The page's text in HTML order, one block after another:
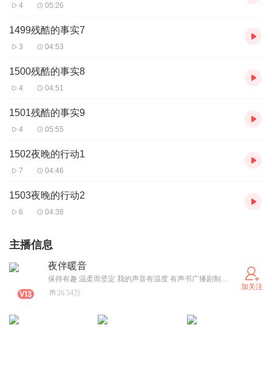
4 05:26
1499残酷的事实7
3 04:53
1500残酷的事实8
4 04:51
1501残酷的事实9
4 05:55
1502夜晚的行动1
7 04:46
1503夜晚的行动2
6 04:38
主播信息
夜伴暖音
保持有趣 温柔而坚定 我的声音有温度 有声书广播剧制作人/ 配音员/网文作者
26.54万
加关注